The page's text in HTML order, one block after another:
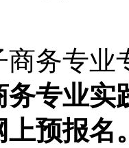
务专业
务专业
上预报名